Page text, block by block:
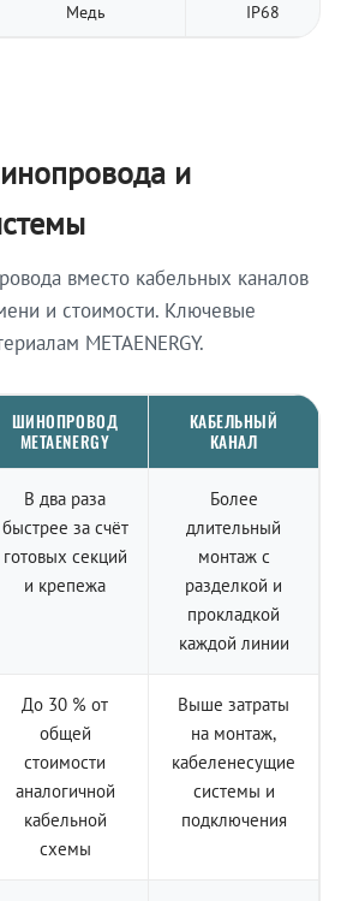
Медь IP68
и
вместо кабельных каналов
и стоимости. Ключевые
METAENERGY.
ШИНОПРОВОД
METAENERGY
КАБЕЛЬНЫЙ
КАНАЛ
В два раза
быстрее за счёт
готовых секций
и крепежа
Более
длительный
монтаж с
разделкой и
прокладкой
каждой линии
До 30 % от
общей
стоимости
аналогичной
кабельной
схемы
Выше затраты
на монтаж,
кабеленесущие
системы и
подключения